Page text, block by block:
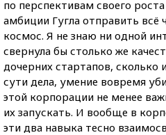
по перспективам своего
амбиции Гугла отправить всё
космос. Я не знаю ни одной
свернула бы столько же
дочерних стартапов, сколько
сути дела, умение вовремя
этой корпорации не менее
их запускать. И вообще в
эти два навыка тесно